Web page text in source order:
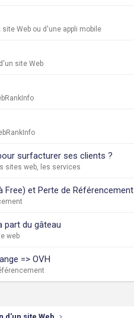
site Web ou d'une appli mobile
site Web
surfacturer ses clients ?
sites web, les services
Free) et Perte de Référencement
part du gâteau
web
=> OVH